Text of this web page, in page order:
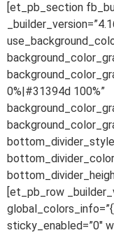
[et_pb_section
0%|#31394d 100%”
[et_pb_row
sticky_enabled=”0″